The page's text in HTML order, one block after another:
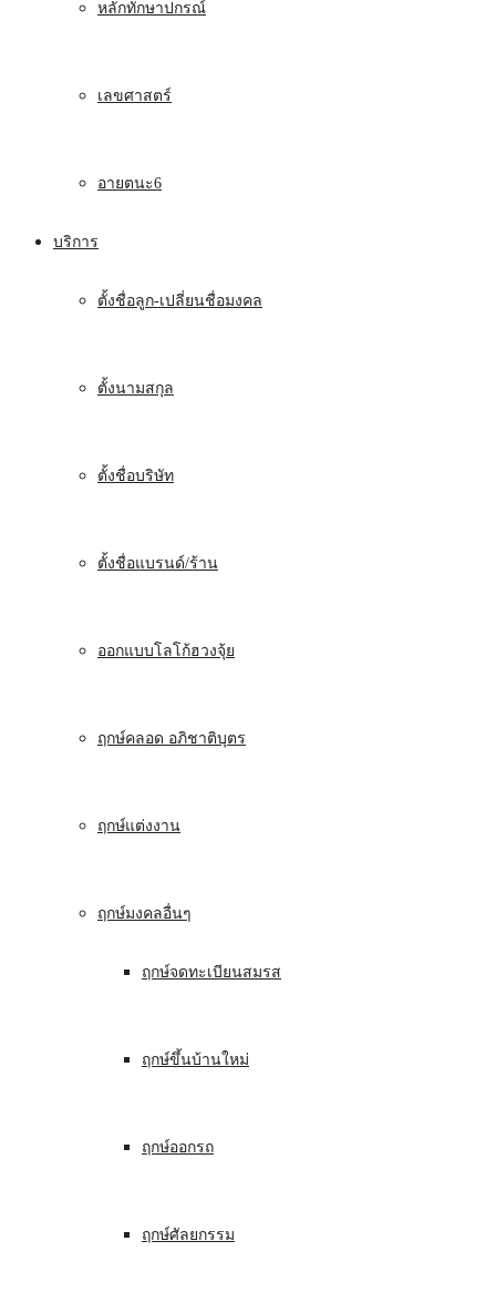
หลักทักษาปกรณ์
เลขศาสตร์
อายตนะ6
บริการ
ตั้งชื่อลูก-เปลี่ยนชื่อมงคล
ตั้งนามสกุล
ตั้งชื่อบริษัท
ตั้งชื่อแบรนด์/ร้าน
ออกแบบโลโก้ฮวงจุ้ย
ฤกษ์คลอด อภิชาติบุตร
ฤกษ์แต่งงาน
ฤกษ์มงคลอื่นๆ
ฤกษ์จดทะเบียนสมรส
ฤกษ์ขึ้นบ้านใหม่
ฤกษ์ออกรถ
ฤกษ์ศัลยกรรม